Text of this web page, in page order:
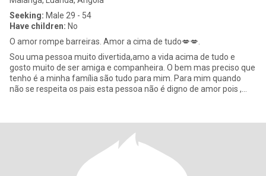
Seeking: Male 29 - 54
Have children: No
O amor rompe barreiras. Amor a cima de tudo💋💋.
Sou uma pessoa muito divertida,amo a vida acima de tudo e
gosto muito de ser amiga e companheira. O bem mas preciso que
tenho é a minha família são tudo para mim. Para mim quando
não se respeita os pais esta pessoa não é digno de amor pois ,